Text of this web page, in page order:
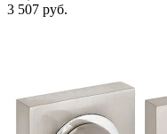
3 507 руб.